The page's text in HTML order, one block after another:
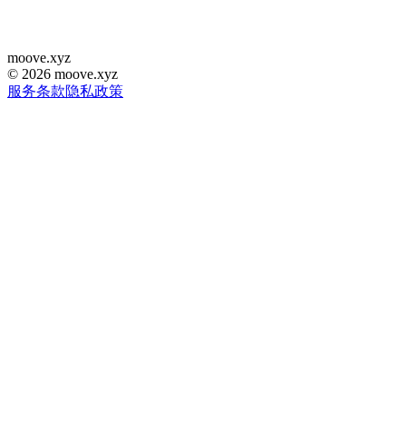
moove.xyz
© 2026 moove.xyz
服务条款隐私政策